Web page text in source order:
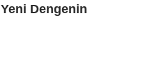
Dengenin